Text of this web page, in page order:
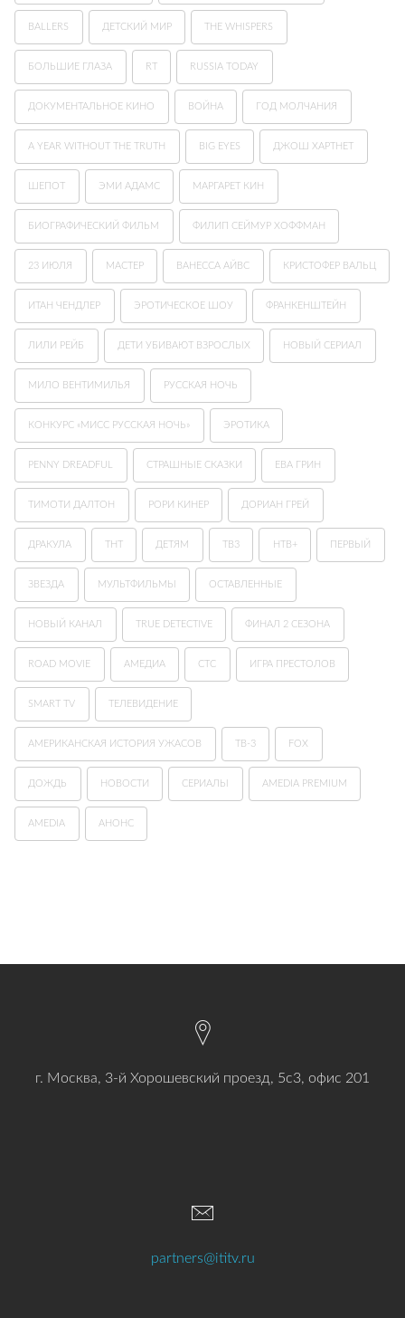
BALLERS ДЕТСКИЙ МИР THE WHISPERS
БОЛЬШИЕ ГЛАЗА RT RUSSIA TODAY
ДОКУМЕНТАЛЬНОЕ КИНО ВОЙНА ГОД МОЛЧАНИЯ
A YEAR WITHOUT THE TRUTH BIG EYES ДЖОШ ХАРТНЕТ
ШЕПОТ ЭМИ АДАМС МАРГАРЕТ КИН
БИОГРАФИЧЕСКИЙ ФИЛЬМ ФИЛИП СЕЙМУР ХОФФМАН
23 ИЮЛЯ МАСТЕР ВАНЕССА АЙВС КРИСТОФЕР ВАЛЬЦ
ИТАН ЧЕНДЛЕР ЭРОТИЧЕСКОЕ ШОУ ФРАНКЕНШТЕЙН
ЛИЛИ РЕЙБ ДЕТИ УБИВАЮТ ВЗРОСЛЫХ НОВЫЙ СЕРИАЛ
МИЛО ВЕНТИМИЛЬЯ РУССКАЯ НОЧЬ
КОНКУРС «МИСС РУССКАЯ НОЧЬ» ЭРОТИКА
PENNY DREADFUL СТРАШНЫЕ СКАЗКИ ЕВА ГРИН
ТИМОТИ ДАЛТОН РОРИ КИНЕР ДОРИАН ГРЕЙ
ДРАКУЛА ТНТ ДЕТЯМ ТВ3 НТВ+ ПЕРВЫЙ
ЗВЕЗДА МУЛЬТФИЛЬМЫ ОСТАВЛЕННЫЕ
НОВЫЙ КАНАЛ TRUE DETECTIVE ФИНАЛ 2 СЕЗОНА
ROAD MOVIE АМЕДИА СТС ИГРА ПРЕСТОЛОВ
SMART TV ТЕЛЕВИДЕНИЕ
АМЕРИКАНСКАЯ ИСТОРИЯ УЖАСОВ ТВ-3 FOX
ДОЖДЬ НОВОСТИ СЕРИАЛЫ AMEDIA PREMIUM
AMEDIA АНОНС
г. Москва, 3-й Хорошевский проезд, 5с3, офис 201
partners@ititv.ru